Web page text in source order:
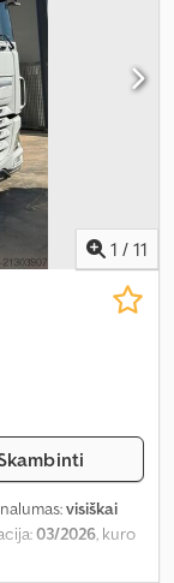
1 / 11
visiškai
03/2026, kuro